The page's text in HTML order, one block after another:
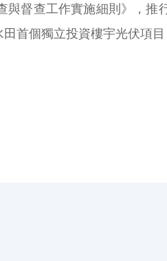
督查工作實施細則》，推
首個獨立投資樓宇光伏項